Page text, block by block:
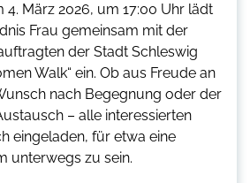
März 2026, um 17:00 Uhr lädt
Frau gemeinsam mit der
der Stadt Schleswig
Walk“ ein. Ob aus Freude an
nach Begegnung oder der
– alle interessierten
eingeladen, für etwa eine
unterwegs zu sein.